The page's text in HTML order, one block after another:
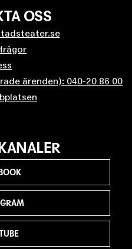
OSS
ärenden): 040-20 86 00